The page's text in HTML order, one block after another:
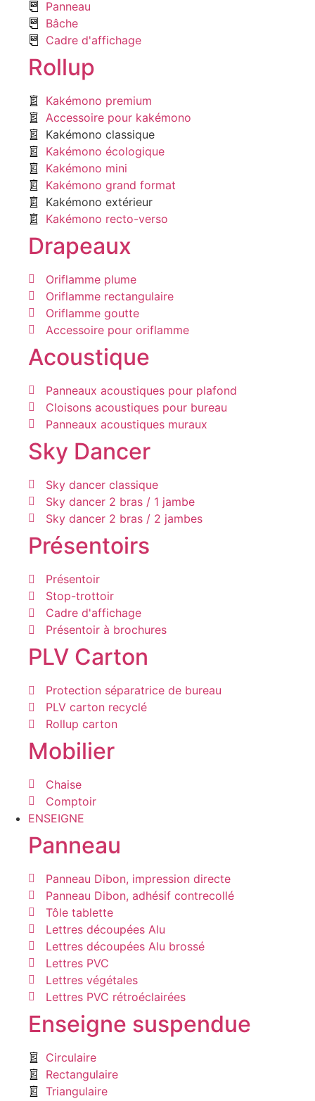
Panneau
Bâche
Cadre d'affichage
Rollup
Kakémono premium
Accessoire pour kakémono
Kakémono classique
Kakémono écologique
Kakémono mini
Kakémono grand format
Kakémono extérieur
Kakémono recto-verso
Drapeaux
Oriflamme plume
Oriflamme rectangulaire
Oriflamme goutte
Accessoire pour oriflamme
Acoustique
Panneaux acoustiques pour plafond
Cloisons acoustiques pour bureau
Panneaux acoustiques muraux
Sky Dancer
Sky dancer classique
Sky dancer 2 bras / 1 jambe
Sky dancer 2 bras / 2 jambes
Présentoirs
Présentoir
Stop-trottoir
Cadre d'affichage
Présentoir à brochures
PLV Carton
Protection séparatrice de bureau
PLV carton recyclé
Rollup carton
Mobilier
Chaise
Comptoir
ENSEIGNE
Panneau
Panneau Dibon, impression directe
Panneau Dibon, adhésif contrecollé
Tôle tablette
Lettres découpées Alu
Lettres découpées Alu brossé
Lettres PVC
Lettres végétales
Lettres PVC rétroéclairées
Enseigne suspendue
Circulaire
Rectangulaire
Triangulaire